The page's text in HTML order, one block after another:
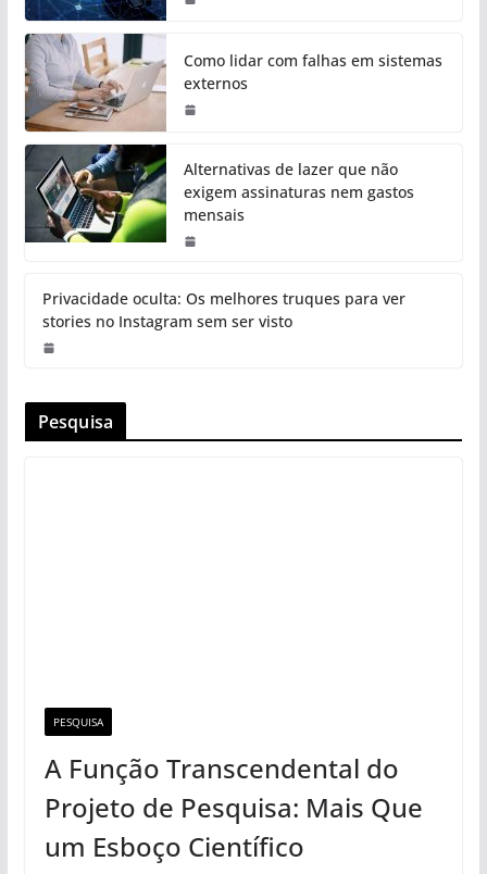
Como lidar com falhas em sistemas
externos
Alternativas de lazer que não
exigem assinaturas nem gastos
mensais
Privacidade oculta: Os melhores truques para ver
stories no Instagram sem ser visto
Pesquisa
PESQUISA
A Função Transcendental do
Projeto de Pesquisa: Mais Que
um Esboço Científico